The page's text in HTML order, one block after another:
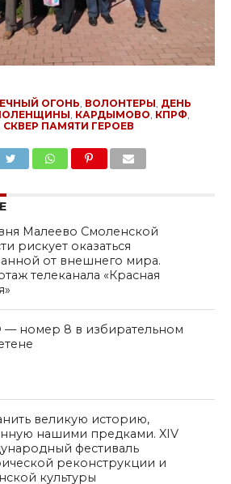
ОГОНЬ, ВОЛОНТЕРЫ, ДЕНЬ
, КАРДЫМОВО, КПРФ,
СКВЕР ПАМЯТИ ГЕРОЕВ
Малеево Смоленской
рискует оказаться
от внешнего мира.
телеканала «Красная
номер 8 в избирательном
великую историю,
нашими предками. XIV
фестиваль
реконструкции и
культуры